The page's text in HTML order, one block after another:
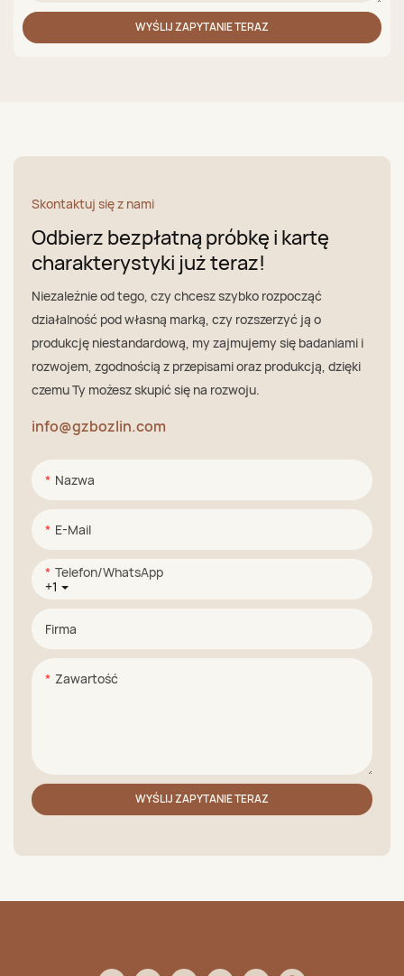
WYŚLIJ ZAPYTANIE TERAZ
Skontaktuj się z nami
Odbierz bezpłatną próbkę i kartę
charakterystyki już teraz!
Niezależnie od tego, czy chcesz szybko rozpocząć
działalność pod własną marką, czy rozszerzyć ją o
produkcję niestandardową, my zajmujemy się badaniami i
rozwojem, zgodnością z przepisami oraz produkcją, dzięki
czemu Ty możesz skupić się na rozwoju.
info@gzbozlin.com
Nazwa
E-Mail
+1
Telefon/WhatsApp
Firma
Zawartość
WYŚLIJ ZAPYTANIE TERAZ